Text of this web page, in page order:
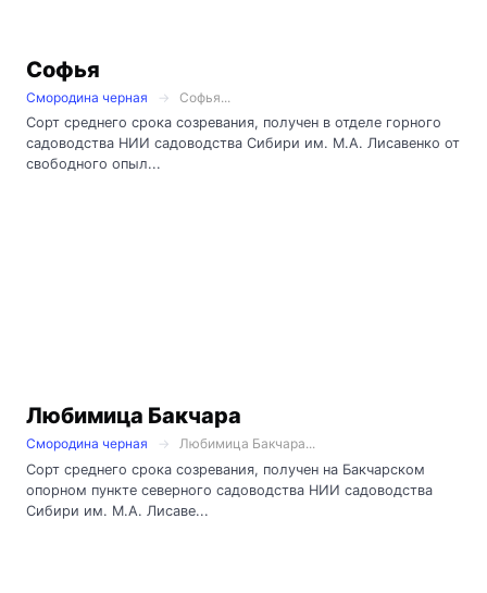
Софья
Смородина черная
Софья...
Сорт среднего срока созревания, получен в отделе горного
садоводства НИИ садоводства Сибири им. М.А. Лисавенко от
свободного опыл...
Любимица Бакчара
Смородина черная
Любимица Бакчара...
Сорт среднего срока созревания, получен на Бакчарском
опорном пункте северного садоводства НИИ садоводства
Сибири им. М.А. Лисаве...